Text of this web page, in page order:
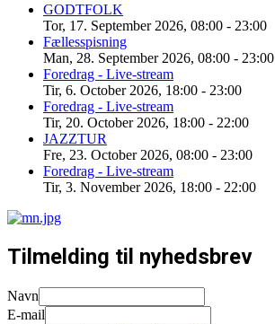
GODTFOLK
Tor, 17. September 2026, 08:00 - 23:00
Fællesspisning
Man, 28. September 2026, 08:00 - 23:00
Foredrag - Live-stream
Tir, 6. October 2026, 18:00 - 23:00
Foredrag - Live-stream
Tir, 20. October 2026, 18:00 - 22:00
JAZZTUR
Fre, 23. October 2026, 08:00 - 23:00
Foredrag - Live-stream
Tir, 3. November 2026, 18:00 - 22:00
Tilmelding til nyhedsbrev
Navn
E-mail